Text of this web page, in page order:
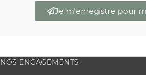
Je m'enregistre pour
NOS ENGAGEMENTS